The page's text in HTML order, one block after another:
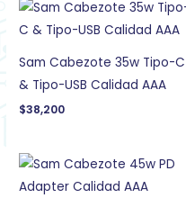
Sam Cabezote 35w Tipo-C
& Tipo-USB Calidad AAA
$38,200